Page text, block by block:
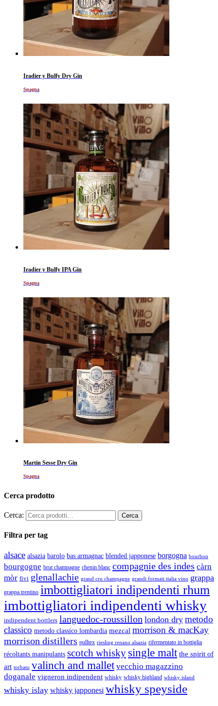
Iradier y Bulfy Dry Gin
Spagna
Iradier y Bulfy IPA Gin
Spagna
Martin Sesse Dry Gin
Spagna
Cerca prodotto
Cerca:
Filtra per tag
alsace alsazia barolo bas armagnac blended japponese borgogna bourbon
bourgogne brut champagne chenin blanc compagnie des indes càrn
mòr fivi glenallachie grand cru champagne grandi formati italia vino grappa
grappa trentino imbottigliatori indipendenti rhum
imbottigliatori indipendenti whisky
indipendent bottlers languedoc-roussillon london dry metodo
classico metodo classico lombardia mezcal morrison & macKay
morrison distillers pulltex riesling renano alsazia rifermentato in bottiglia
récoltants manipulants scotch whisky single malt the spirit of
art torbato valinch and mallet vecchio magazzino
doganale vigneron indipendent whisky whisky highland whisky island
whisky islay whisky japponesi whisky speyside